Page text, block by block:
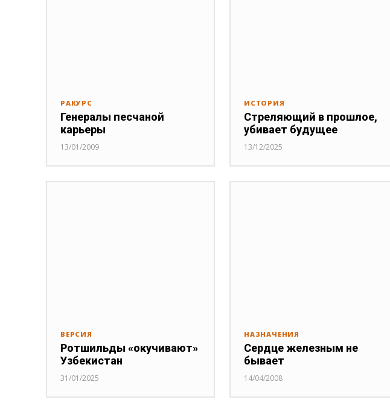
РАКУРС
Генералы песчаной
карьеры
13/01/2009
ИСТОРИЯ
Стреляющий в прошлое,
убивает будущее
13/12/2025
ВЕРСИЯ
Ротшильды «окучивают»
Узбекистан
31/01/2025
НАЗНАЧЕНИЯ
Сердце железным не
бывает
14/04/2008